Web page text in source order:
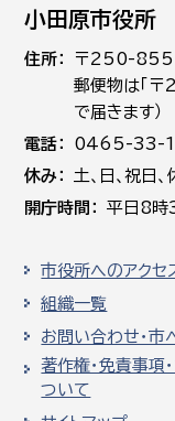
小田原市役所
住所
〒250-
郵便物は「
で届きます）
電話
0465-33-
休み
土､日､祝日
開庁時間
平日8
市役所へのアクセ
組織一覧
お問い合わせ・市
著作権・免責事項
ついて